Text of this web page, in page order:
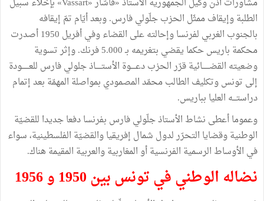
الطلبة وإيقاف ممثّل الحزب جلّولي فارس. وبعد أيّام تمّ إيقافه
بالجنوب الغربي لفرنسا وإحالته على القضاء وفي أفريل 1950 أصدرت
محكمة باريس حكما يقضي بتغريمه بـ 5.000 فرنك. وإثر تسوية
وضعيته القضــــــائية قرّر الحزب دعــــوة الأستـــــاذ جلولي فارس للعــــــودة
إلى تونس وتكليف الطالب محمّد المصمودي بمواصلة المهمّة بعد إتمام
دراستـــه العليا بباريس.
وعموما أعطى نشاط الأستاذ جلّولي فارس بفرنسا دفعا جديدا للقضيّة
الوطنية وقضايا التحرّر لدول شمال إفريقيا والقضيّة الفلسطينية، سواء
في الأوساط الرسمية الفرنسية أو المغاربية والعربية المقيمة هناك.
نضاله الوطني في تونس بين 1950 و 1956